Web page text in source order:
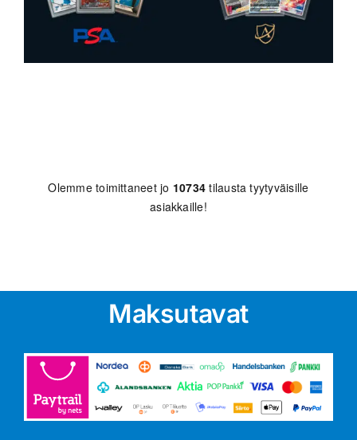
Olemme toimittaneet jo 10734 tilausta tyytyväisille
asiakkaille!
Maksutavat